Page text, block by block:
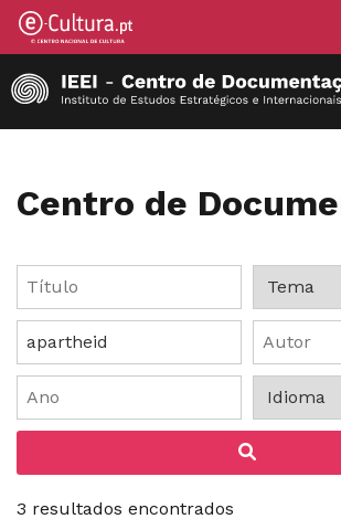
Centro de
3 resultados encontrados